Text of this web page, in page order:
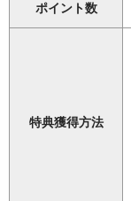
ポイント数
特典獲得方法